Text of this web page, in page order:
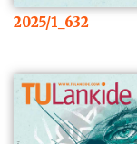
2025/1_632